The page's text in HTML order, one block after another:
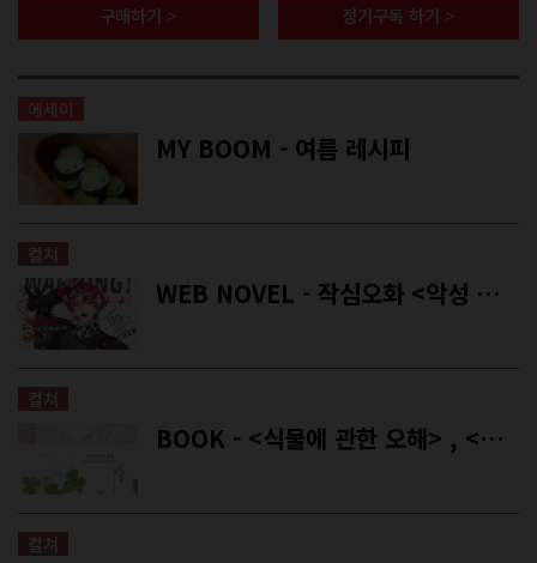
구매하기 > 정기구독 하기 >
에세이
MY BOOM - 여름 레시피
컬쳐
WEB NOVEL - 작심오화 <악성 멤버가 돌아왔다!>
컬쳐
BOOK - <식물에 관한 오해> , <삶의 반대편에 들판이 있다면>
컬쳐